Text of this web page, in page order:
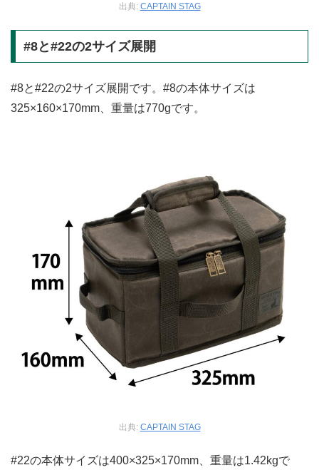
出典: CAPTAIN STAG
#8と#22の2サイズ展開
#8と#22の2サイズ展開です。#8の本体サイズは
325×160×170mm、重量は770gです。
出典: CAPTAIN STAG
#22の本体サイズは400×325×170mm、重量は1.42kgで